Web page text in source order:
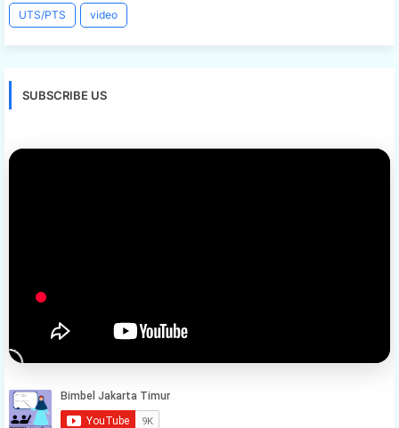
UTS/PTS video
SUBSCRIBE US